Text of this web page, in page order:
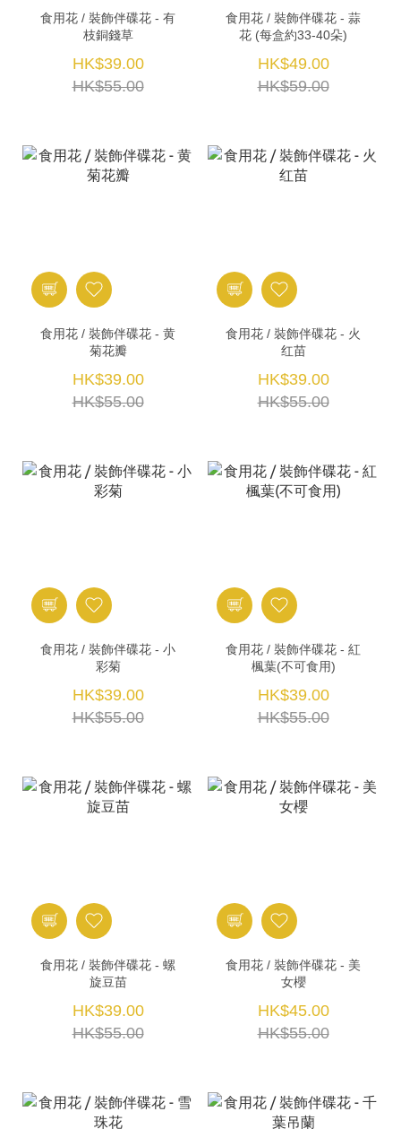
食用花 / 裝飾伴碟花 - 有
枝銅錢草
HK$39.00
HK$55.00
食用花 / 裝飾伴碟花 - 蒜
花 (每盒約33-40朵)
HK$49.00
HK$59.00
食用花 / 裝飾伴碟花 - 黄
菊花瓣
HK$39.00
HK$55.00
食用花 / 裝飾伴碟花 - 火
红苗
HK$39.00
HK$55.00
食用花 / 裝飾伴碟花 - 小
彩菊
HK$39.00
HK$55.00
食用花 / 裝飾伴碟花 - 紅
楓葉(不可食用)
HK$39.00
HK$55.00
食用花 / 裝飾伴碟花 - 螺
旋豆苗
HK$39.00
HK$55.00
食用花 / 裝飾伴碟花 - 美
女櫻
HK$45.00
HK$55.00